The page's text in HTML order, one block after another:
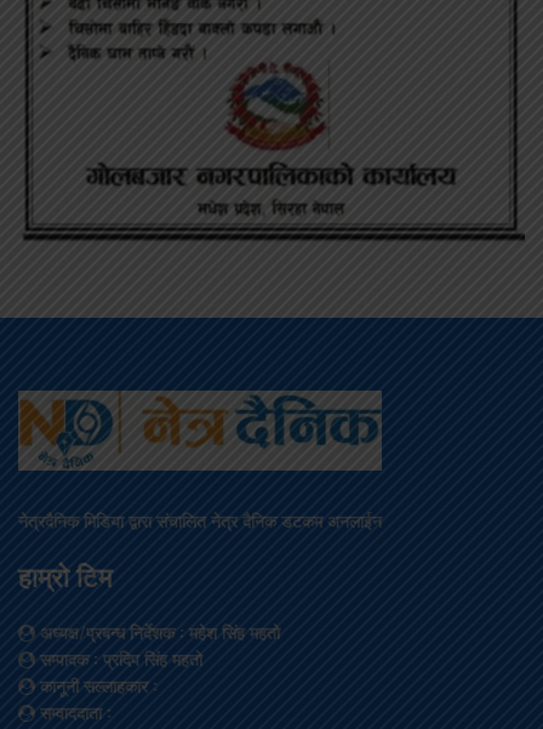
नेत्रदैनिक मिडिया द्वारा संचालित नेत्र दैनिक डटकम अनलाईन
हाम्रो टिम
अध्यक्ष/प्रबन्ध निर्देशक: महेश सिंह महतो
सम्पादक: प्रदिप सिंह महतो
कानूनी सल्लाहकार:
सम्वाददाता: